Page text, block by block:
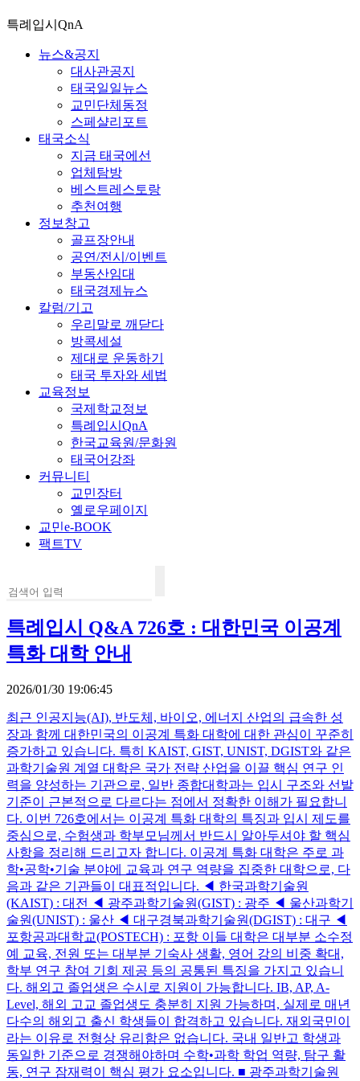
특례입시QnA
뉴스&공지
대사관공지
태국일일뉴스
교민단체동정
스페샬리포트
태국소식
지금 태국에선
업체탐방
베스트레스토랑
추천여행
정보창고
골프장안내
공연/전시/이벤트
부동산임대
태국경제뉴스
칼럼/기고
우리말로 깨닫다
방콕세설
제대로 운동하기
태국 투자와 세법
교육정보
국제학교정보
특례입시QnA
한국교육원/문화원
태국어강좌
커뮤니티
교민장터
옐로우페이지
교민e-BOOK
팩트TV
특례입시 Q&A 726호 : 대한민국 이공계
특화 대학 안내
2026/01/30 19:06:45
최근 인공지능(AI), 반도체, 바이오, 에너지 산업의 급속한 성
장과 함께 대한민국의 이공계 특화 대학에 대한 관심이 꾸준히
증가하고 있습니다. 특히 KAIST, GIST, UNIST, DGIST와 같은
과학기술원 계열 대학은 국가 전략 산업을 이끌 핵심 연구 인
력을 양성하는 기관으로, 일반 종합대학과는 입시 구조와 선발
기준이 근본적으로 다르다는 점에서 정확한 이해가 필요합니
다. 이번 726호에서는 이공계 특화 대학의 특징과 입시 제도를
중심으로, 수험생과 학부모님께서 반드시 알아두셔야 할 핵심
사항을 정리해 드리고자 합니다. 이공계 특화 대학은 주로 과
학•공학•기술 분야에 교육과 연구 역량을 집중한 대학으로, 다
음과 같은 기관들이 대표적입니다. ◀ 한국과학기술원
(KAIST) : 대전 ◀ 광주과학기술원(GIST) : 광주 ◀ 울산과학기
술원(UNIST) : 울산 ◀ 대구경북과학기술원(DGIST) : 대구 ◀
포항공과대학교(POSTECH) : 포항 이들 대학은 대부분 소수정
예 교육, 전원 또는 대부분 기숙사 생활, 영어 강의 비중 확대,
학부 연구 참여 기회 제공 등의 공통된 특징을 가지고 있습니
다. 해외고 졸업생은 수시로 지원이 가능합니다. IB, AP, A-
Level, 해외 고교 졸업생도 충분히 지원 가능하며, 실제로 매년
다수의 해외고 출신 학생들이 합격하고 있습니다. 재외국민이
라는 이유로 전형상 유리함은 없습니다. 국내 일반고 학생과
동일한 기준으로 경쟁해야하며 수학•과학 학업 역량, 탐구 활
동, 연구 잠재력이 핵심 평가 요소입니다. ■ 광주과학기술원